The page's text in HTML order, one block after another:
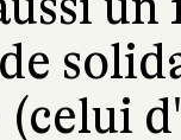
(celui